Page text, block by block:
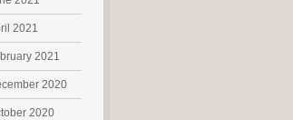
2021
2021
2020
2020